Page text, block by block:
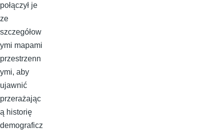
połączył je
ze
szczegółow
ymi mapami
przestrzenn
ymi, aby
ujawnić
przerażając
ą historię
demograficz